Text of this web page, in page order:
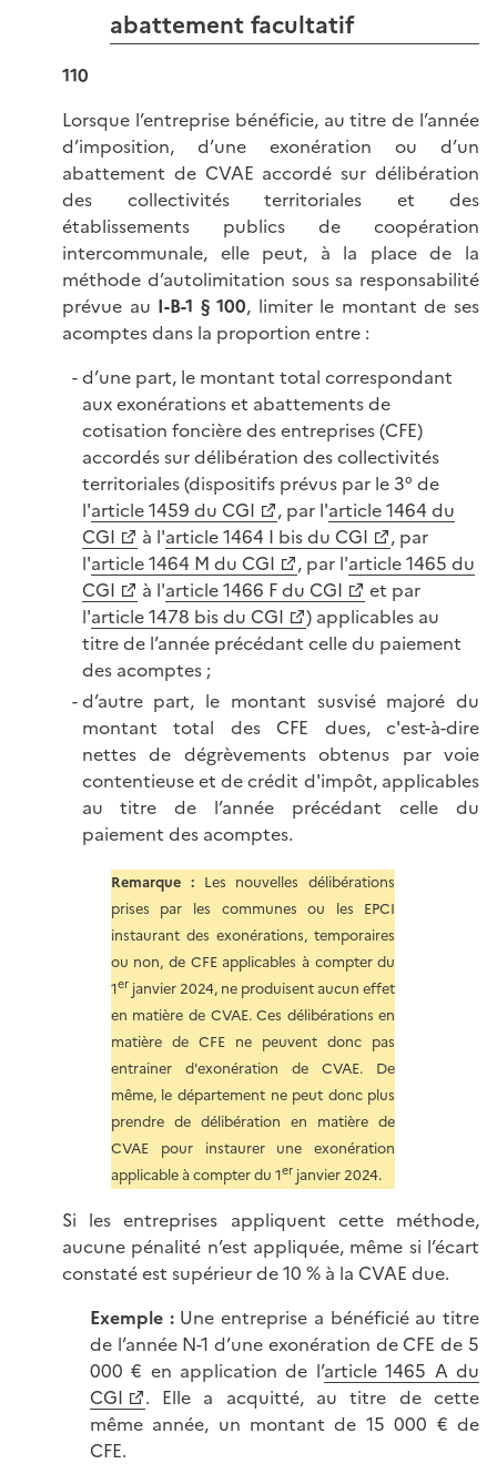
abattement facultatif
110
Lorsque l’entreprise bénéficie, au titre de l’année
d’imposition, d’une exonération ou d’un
abattement de CVAE accordé sur délibération
des collectivités territoriales et des
établissements publics de coopération
intercommunale, elle peut, à la place de la
méthode d’autolimitation sous sa responsabilité
prévue au I-B-1 § 100, limiter le montant de ses
acomptes dans la proportion entre :
d’une part, le montant total correspondant
aux exonérations et abattements de
cotisation foncière des entreprises (CFE)
accordés sur délibération des collectivités
territoriales (dispositifs prévus par le 3° de
l'article 1459 du CGI , par l'article 1464 du
CGI
à l'article 1464 I bis du CGI
, par
l'article 1464 M du CGI , par l'article 1465 du
CGI
à l'article 1466 F du CGI
et par
l'article 1478 bis du CGI
) applicables au
titre de l’année précédant celle du paiement
des acomptes ;
d’autre part, le montant susvisé majoré du
montant total des CFE dues, c'est-à-dire
nettes de dégrèvements obtenus par voie
contentieuse et de crédit d'impôt, applicables
au titre de l’année précédant celle du
paiement des acomptes.
Remarque :Les nouvelles délibérations
prises par les communes ou les EPCI
instaurant des exonérations, temporaires
ou non, de CFE applicables à compter du
1erjanvier 2024, ne produisent aucun effet
en matière de CVAE. Ces délibérations en
matière de CFE ne peuvent donc pas
entrainer d'exonération de CVAE. De
même, le département ne peut donc plus
prendre de délibération en matière de
CVAE pour instaurer une exonération
applicable à compter du 1erjanvier 2024.
Si les entreprises appliquent cette méthode,
aucune pénalité n’est appliquée, même si l’écart
constaté est supérieur de 10 % à la CVAE due.
Exemple :Une entreprise a bénéficié au titre
de l’année N-1 d’une exonération de CFE de 5
000 € en application de l’article 1465 A du
CGI
. Elle a acquitté, au titre de cette
même année, un montant de 15 000 € de
CFE.